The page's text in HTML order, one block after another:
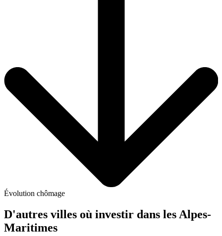
Évolution chômage
D'autres villes où investir dans les Alpes-
Maritimes